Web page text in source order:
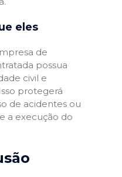
eles
de
possua
civil e
protegerá
de acidentes ou
a execução do